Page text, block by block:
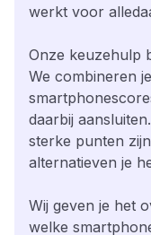
werkt voor
Onze keuzehulp
We combineren
daarbij
sterke punten
alternatieven je
Wij geven je het
welke